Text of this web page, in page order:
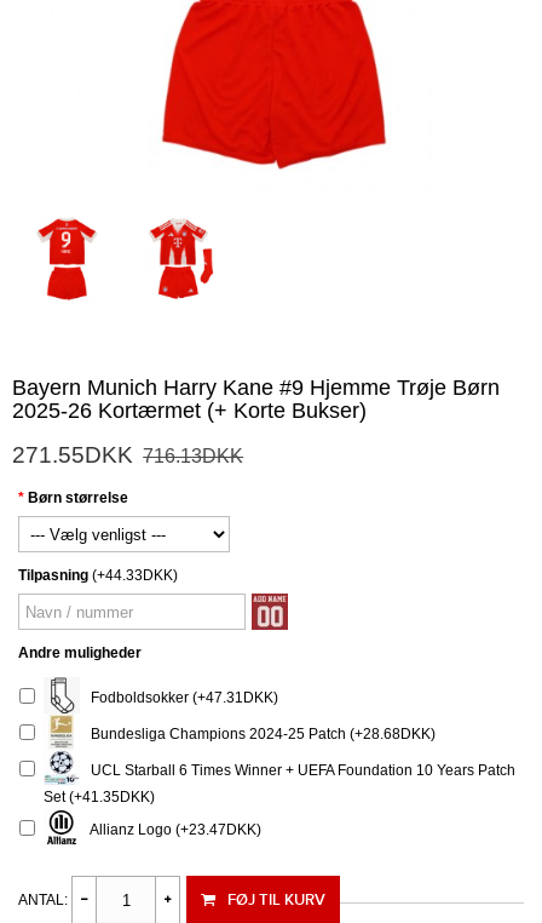
Bayern Munich Harry Kane #9 Hjemme Trøje Børn
2025-26 Kortærmet (+ Korte Bukser)
271.55DKK 716.13DKK
Børn størrelse
Tilpasning (+44.33DKK)
Andre muligheder
Fodboldsokker (+47.31DKK)
Bundesliga Champions 2024-25 Patch (+28.68DKK)
UCL Starball 6 Times Winner + UEFA Foundation 10 Years Patch
Set (+41.35DKK)
Allianz Logo (+23.47DKK)
ANTAL: FØJ TIL KURV